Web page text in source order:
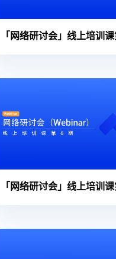
「网络研讨会」线上培训
「网络研讨会」线上培训